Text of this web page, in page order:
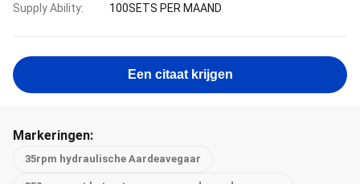
Supply Ability: 100SETS PER MAAND
Een citaat krijgen
Markeringen:
35rpm hydraulische Aardeavegaar